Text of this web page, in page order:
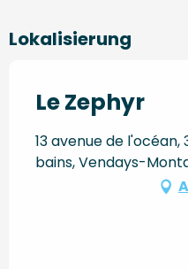
Lokalisierung
Le Zephyr
13 avenue de
bains, Vendays-